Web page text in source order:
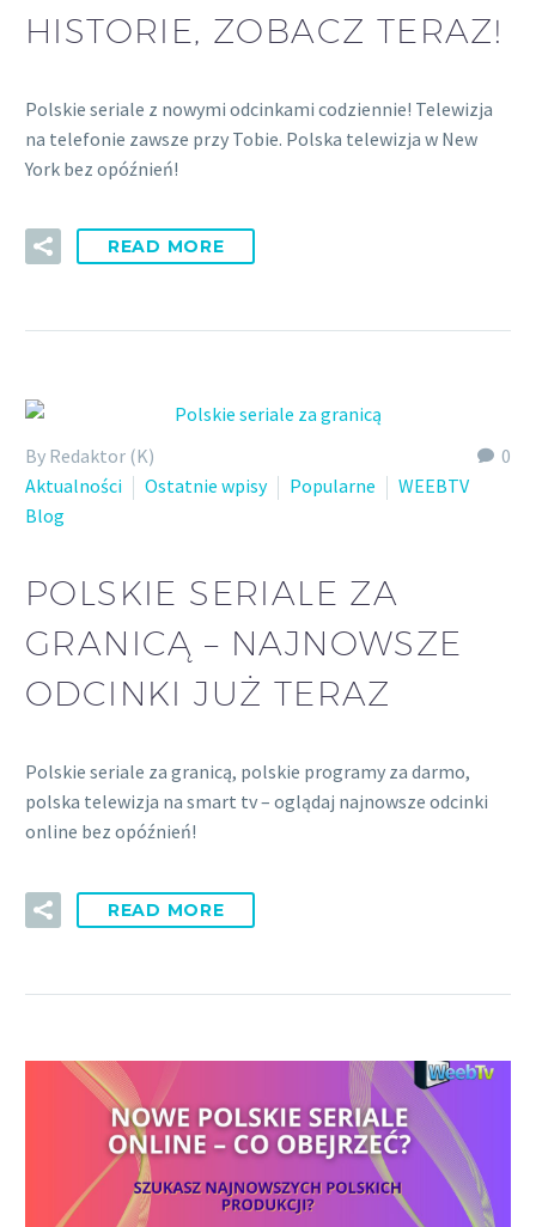
HISTORIE, ZOBACZ TERAZ!
Polskie seriale z nowymi odcinkami codziennie! Telewizja
na telefonie zawsze przy Tobie. Polska telewizja w New
York bez opóźnień!
READ MORE
0
By Redaktor (K)
Aktualności
Ostatnie wpisy Popularne
WEEBTV
Blog
POLSKIE SERIALE ZA
GRANICĄ – NAJNOWSZE
ODCINKI JUŻ TERAZ
Polskie seriale za granicą, polskie programy za darmo,
polska telewizja na smart tv – oglądaj najnowsze odcinki
online bez opóźnień!
READ MORE